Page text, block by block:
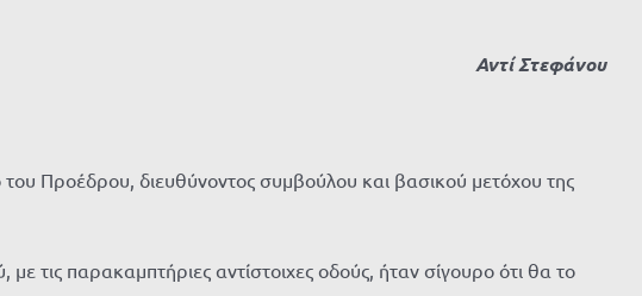
Αντί Στεφάνου
Προέδρου, διευθύνοντος συμβούλου και βασικού μετόχου της
παρακαμπτήριες αντίστοιχες οδούς, ήταν σίγουρο ότι θα το